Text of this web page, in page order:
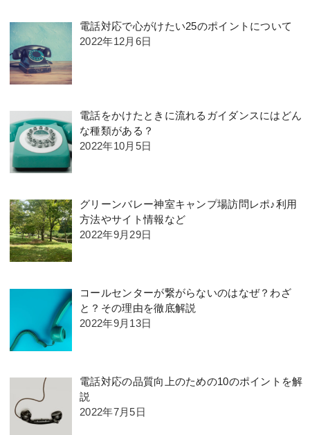
電話対応で心がけたい25のポイントについて
2022年12月6日
電話をかけたときに流れるガイダンスにはどん
な種類がある？
2022年10月5日
グリーンバレー神室キャンプ場訪問レポ♪利用
方法やサイト情報など
2022年9月29日
コールセンターが繋がらないのはなぜ？わざ
と？その理由を徹底解説
2022年9月13日
電話対応の品質向上のための10のポイントを解
説
2022年7月5日